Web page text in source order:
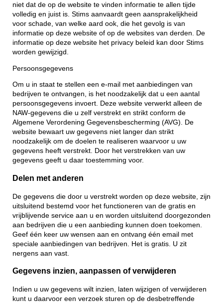
niet dat de op de website te vinden informatie te allen tijde
volledig en juist is. Stims aanvaardt geen aansprakelijkheid
voor schade, van welke aard ook, die het gevolg is van
informatie op deze website of op de websites van derden. De
informatie op deze website het privacy beleid kan door Stims
worden gewijzigd.
Persoonsgegevens
Om u in staat te stellen een e-mail met aanbiedingen van
bedrijven te ontvangen, is het noodzakelijk dat u een aantal
persoonsgegevens invoert. Deze website verwerkt alleen de
NAW-gegevens die u zelf verstrekt en strikt conform de
Algemene Verordening Gegevensbescherming (AVG). De
website bewaart uw gegevens niet langer dan strikt
noodzakelijk om de doelen te realiseren waarvoor u uw
gegevens heeft verstrekt. Door het verstrekken van uw
gegevens geeft u daar toestemming voor.
Delen met anderen
De gegevens die door u verstrekt worden op deze website, zijn
uitsluitend bestemd voor het functioneren van de gratis en
vrijblijvende service aan u en worden uitsluitend doorgezonden
aan bedrijven die u een aanbieding kunnen doen toekomen.
Geef één keer uw wensen aan en ontvang één email met
speciale aanbiedingen van bedrijven. Het is gratis. U zit
nergens aan vast.
Gegevens inzien, aanpassen of verwijderen
Indien u uw gegevens wilt inzien, laten wijzigen of verwijderen
kunt u daarvoor een verzoek sturen op de desbetreffende